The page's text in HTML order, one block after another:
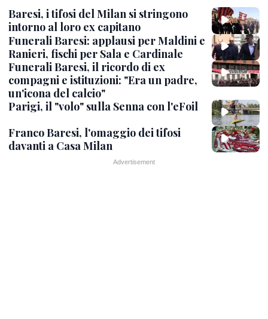
Baresi, i tifosi del Milan si stringono
intorno al loro ex capitano
Funerali Baresi: applausi per Maldini e
Ranieri, fischi per Sala e Cardinale
Funerali Baresi, il ricordo di ex
compagni e istituzioni: "Era un padre,
un'icona del calcio"
Parigi, il "volo" sulla Senna con l'eFoil
Franco Baresi, l'omaggio dei tifosi
davanti a Casa Milan